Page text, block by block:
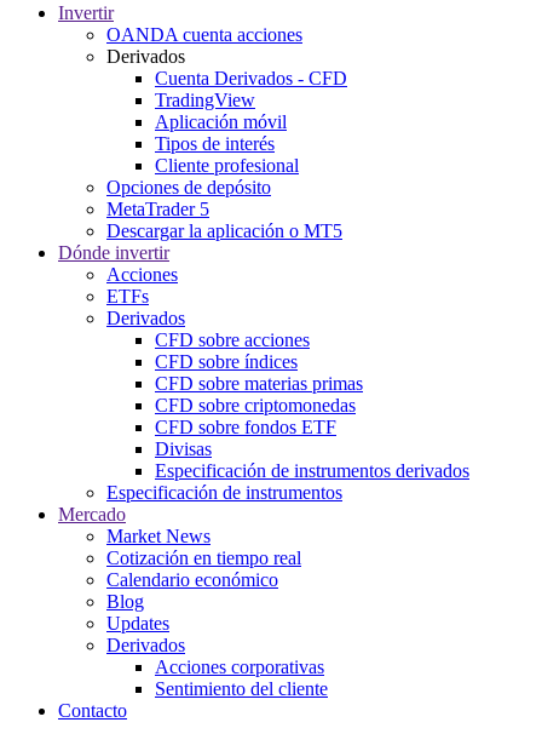
Invertir
OANDA cuenta acciones
Derivados
Cuenta Derivados - CFD
TradingView
Aplicación móvil
Tipos de interés
Cliente profesional
Opciones de depósito
MetaTrader 5
Descargar la aplicación o MT5
Dónde invertir
Acciones
ETFs
Derivados
CFD sobre acciones
CFD sobre índices
CFD sobre materias primas
CFD sobre criptomonedas
CFD sobre fondos ETF
Divisas
Especificación de instrumentos derivados
Especificación de instrumentos
Mercado
Market News
Cotización en tiempo real
Calendario económico
Blog
Updates
Derivados
Acciones corporativas
Sentimiento del cliente
Contacto